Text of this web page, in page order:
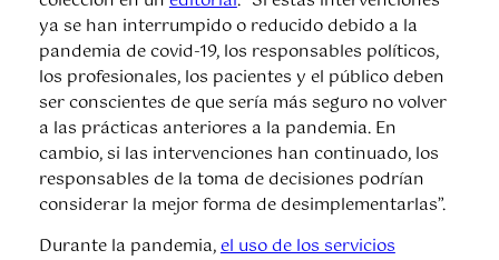
ya se han interrumpido o reducido debido a la
pandemia de covid-19, los responsables políticos,
los profesionales, los pacientes y el público deben
ser conscientes de que sería más seguro no volver
a las prácticas anteriores a la pandemia. En
cambio, si las intervenciones han continuado, los
responsables de la toma de decisiones podrían
considerar la mejor forma de desimplementarlas”.
Durante la pandemia,el uso de los servicios